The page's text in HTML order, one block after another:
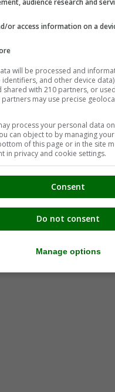
audience research and
or access information on a
will be processed and
identifiers, and other device
shared with 210 partners, or
partners may use precise
process your personal data
can object to by managing
of this page or in the site
in privacy and cookie settings.
Consent
Do not consent
Manage options